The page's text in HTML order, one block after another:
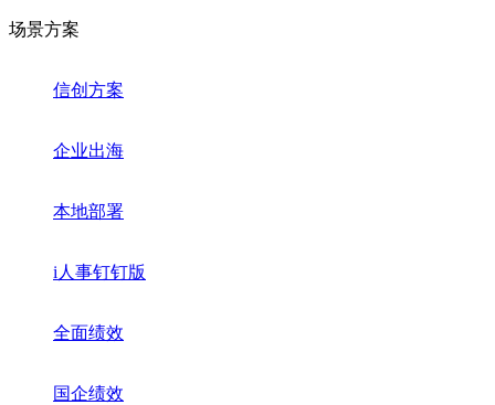
场景方案
信创方案
企业出海
本地部署
i人事钉钉版
全面绩效
国企绩效